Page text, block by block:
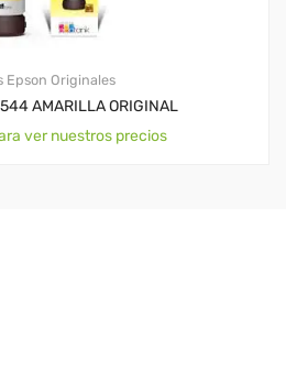
Epson Originales
AMARILLA ORIGINAL
ver nuestros precios